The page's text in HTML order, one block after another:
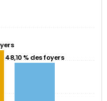
48,10 % des foyers